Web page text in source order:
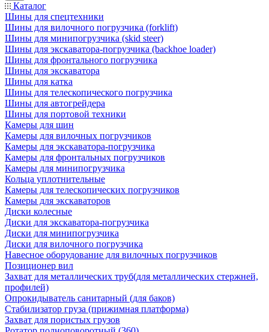
Каталог
Шины для спецтехники
Шины для вилочного погрузчика (forklift)
Шины для минипогрузчика (skid steer)
Шины для экскаватора-погрузчика (backhoe loader)
Шины для фронтального погрузчика
Шины для экскаватора
Шины для катка
Шины для телескопического погрузчика
Шины для автогрейдера
Шины для портовой техники
Камеры для шин
Камеры для вилочных погрузчиков
Камеры для экскаватора-погрузчика
Камеры для фронтальных погрузчиков
Камеры для минипогрузчика
Кольца уплотнительные
Камеры для телескопических погрузчиков
Камеры для экскаваторов
Диски колесные
Диски для экскаватора-погрузчика
Диски для минипогрузчика
Диски для вилочного погрузчика
Навесное оборудование для вилочных погрузчиков
Позиционер вил
Захват для металлических труб(для металлических стержней,
профилей)
Опрокидыватель санитарный (для баков)
Стабилизатор груза (прижимная платформа)
Захват для пористых грузов